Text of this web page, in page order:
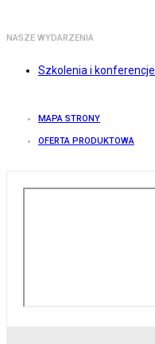
NASZE WYDARZENIA
Szkolenia i konferencje
MAPA STRONY
OFERTA PRODUKTOWA